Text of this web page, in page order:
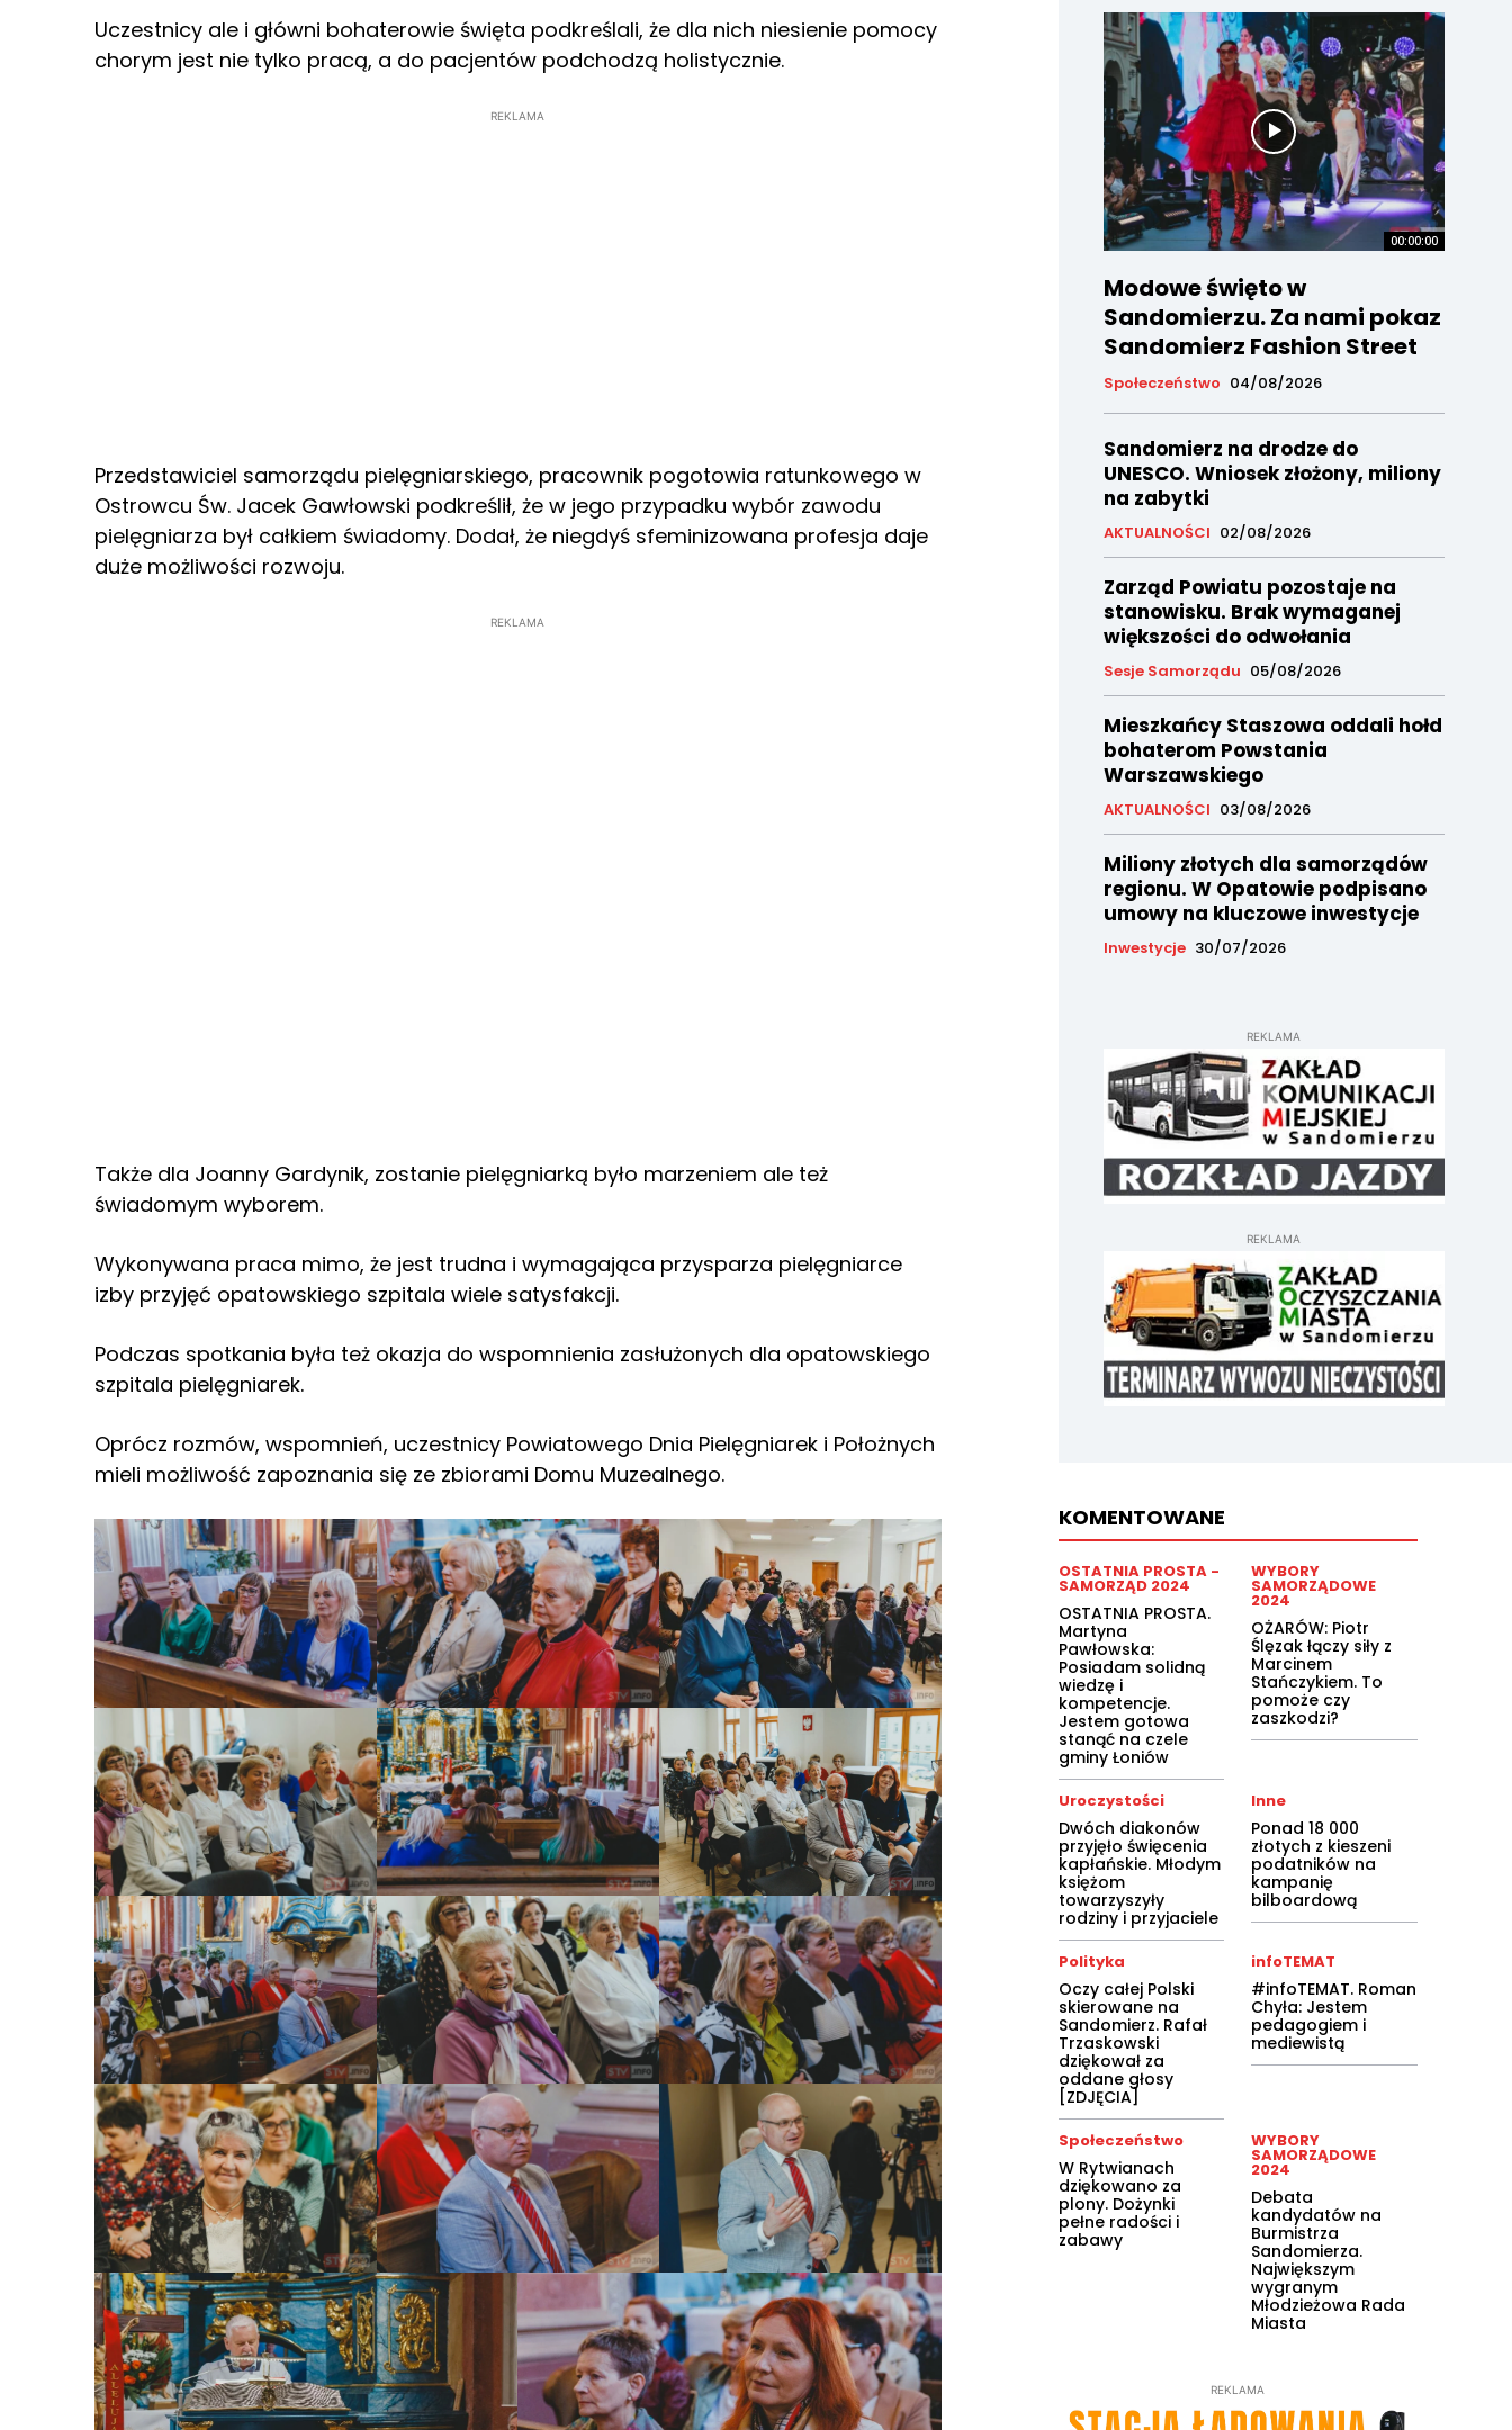
Uczestnicy ale i główni bohaterowie święta podkreślali, że dla nich niesienie pomocy
chorym jest nie tylko pracą, a do pacjentów podchodzą holistycznie.
REKLAMA
Przedstawiciel samorządu pielęgniarskiego, pracownik pogotowia ratunkowego w
Ostrowcu Św. Jacek Gawłowski podkreślił, że w jego przypadku wybór zawodu
pielęgniarza był całkiem świadomy. Dodał, że niegdyś sfeminizowana profesja daje
duże możliwości rozwoju.
REKLAMA
Także dla Joanny Gardynik, zostanie pielęgniarką było marzeniem ale też
świadomym wyborem.
Wykonywana praca mimo, że jest trudna i wymagająca przysparza pielęgniarce
izby przyjęć opatowskiego szpitala wiele satysfakcji.
Podczas spotkania była też okazja do wspomnienia zasłużonych dla opatowskiego
szpitala pielęgniarek.
Oprócz rozmów, wspomnień, uczestnicy Powiatowego Dnia Pielęgniarek i Położnych
mieli możliwość zapoznania się ze zbiorami Domu Muzealnego.
00:00:00
Modowe święto w
Sandomierzu. Za nami pokaz
Sandomierz Fashion Street
Społeczeństwo 04/08/2026
Sandomierz na drodze do
UNESCO. Wniosek złożony, miliony
na zabytki
AKTUALNOŚCI 02/08/2026
Zarząd Powiatu pozostaje na
stanowisku. Brak wymaganej
większości do odwołania
Sesje Samorządu 05/08/2026
Mieszkańcy Staszowa oddali hołd
bohaterom Powstania
Warszawskiego
AKTUALNOŚCI 03/08/2026
Miliony złotych dla samorządów
regionu. W Opatowie podpisano
umowy na kluczowe inwestycje
Inwestycje 30/07/2026
REKLAMA
REKLAMA
KOMENTOWANE
OSTATNIA PROSTA -
SAMORZĄD 2024
OSTATNIA PROSTA.
Martyna
Pawłowska:
Posiadam solidną
wiedzę i
kompetencje.
Jestem gotowa
stanąć na czele
gminy Łoniów
WYBORY
SAMORZĄDOWE
2024
OŻARÓW: Piotr
Ślęzak łączy siły z
Marcinem
Stańczykiem. To
pomoże czy
zaszkodzi?
Uroczystości
Dwóch diakonów
przyjęło święcenia
kapłańskie. Młodym
księżom
towarzyszyły
rodziny i przyjaciele
Inne
Ponad 18 000
złotych z kieszeni
podatników na
kampanię
bilboardową
Polityka
Oczy całej Polski
skierowane na
Sandomierz. Rafał
Trzaskowski
dziękował za
oddane głosy
[ZDJĘCIA]
infoTEMAT
#infoTEMAT. Roman
Chyła: Jestem
pedagogiem i
mediewistą
Społeczeństwo
W Rytwianach
dziękowano za
plony. Dożynki
pełne radości i
zabawy
WYBORY
SAMORZĄDOWE
2024
Debata
kandydatów na
Burmistrza
Sandomierza.
Największym
wygranym
Młodzieżowa Rada
Miasta
REKLAMA